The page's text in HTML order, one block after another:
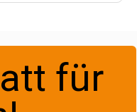
für